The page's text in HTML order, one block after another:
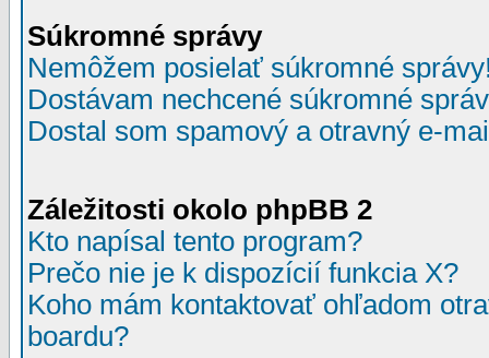
Súkromné správy
Nemôžem posielať súkromné
Dostávam nechcené súkromné
Dostal som spamový a otravný e-
Záležitosti okolo phpBB 2
Kto napísal tento program?
Prečo nie je k dispozícií funkcia X?
Koho mám kontaktovať ohľadom
boardu?